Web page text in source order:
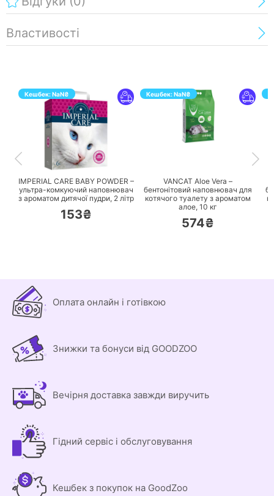
Властивості
Кешбек:NaN₴
ПЕРЕЙТИ
IMPERIAL CARE BABY POWDER –
ультра-комкуючий наповнювач
з ароматом дитячої пудри, 2 літр
153₴
Кешбек:NaN₴
VANCAT Aloe Vera –
бентонітовий наповнювач для
котячого туалету з ароматом
алое, 10 кг
574₴
Оплата онлайн і готівкою
Знижки та бонуси від GOODZOO
Вечірня доставка завжди виручить
Гідний сервіс і обслуговування
Кешбек з покупок на GoodZoo